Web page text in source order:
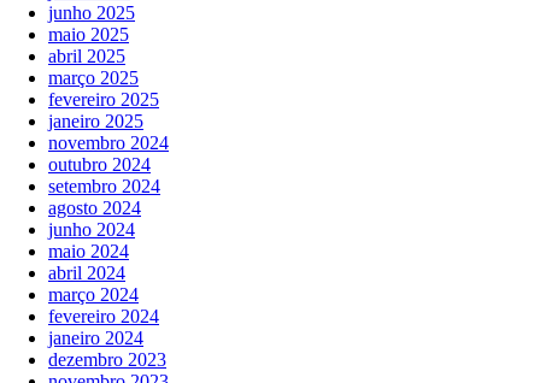
junho 2025
maio 2025
abril 2025
março 2025
fevereiro 2025
janeiro 2025
novembro 2024
outubro 2024
setembro 2024
agosto 2024
junho 2024
maio 2024
abril 2024
março 2024
fevereiro 2024
janeiro 2024
dezembro 2023